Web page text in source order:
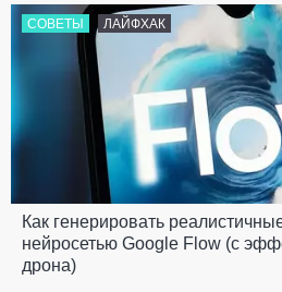
СОВЕТЫ ЛАЙФХАК
Как генерировать
нейросетью Google Flow (с
дрона)